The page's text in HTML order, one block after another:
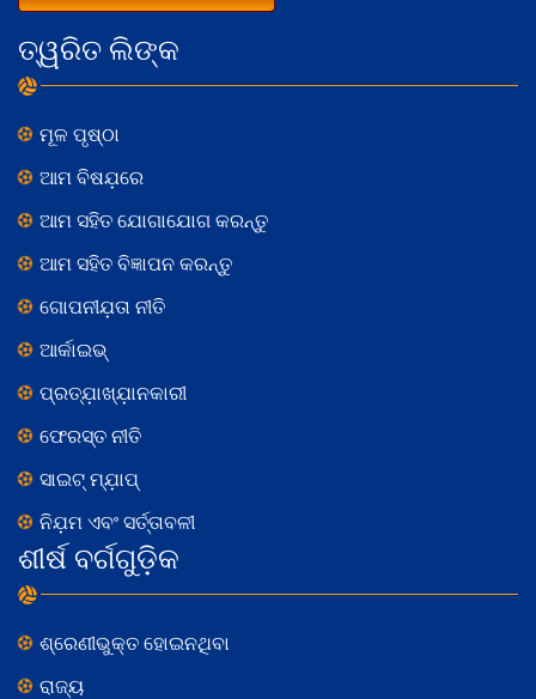
ତ୍ୱରିତ ଲିଙ୍କ
ମୂଳ ପୃଷ୍ଠା
ଆମ ବିଷଯ଼ରେ
ଆମ ସହିତ ଯୋଗାଯୋଗ କରନ୍ତୁ
ଆମ ସହିତ ବିଜ୍ଞାପନ କରନ୍ତୁ
ଗୋପନୀଯ଼ତା ନୀତି
ଆର୍କାଇଭ୍
ପ୍ରତ୍ଯ଼ାଖ୍ଯ଼ାନକାରୀ
ଫେରସ୍ତ ନୀତି
ସାଇଟ୍ ମ୍ଯ଼ାପ୍
ନିଯ଼ମ ଏବଂ ସର୍ତ୍ତାବଳୀ
ଶୀର୍ଷ ବର୍ଗଗୁଡ଼ିକ
ଶ୍ରେଣୀଭୁକ୍ତ ହୋଇନଥିବା
ରାଜ୍ୟ